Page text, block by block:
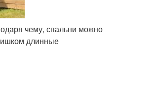
чему, спальни можно
длинные